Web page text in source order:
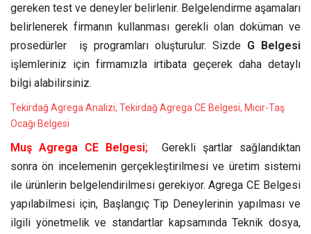
gereken test ve deneyler belirlenir. Belgelendirme aşamaları
belirlenerek firmanın kullanması gerekli olan doküman ve
prosedürler iş programları oluşturulur. Sizde G Belgesi
işlemleriniz için firmamızla irtibata geçerek daha detaylı
bilgi alabilirsiniz.
Tekirdağ Agrega Analizi, Tekirdağ Agrega CE Belgesi, Mıcır-Taş
Ocağı Belgesi
Muş Agrega CE Belgesi;
Gerekli şartlar sağlandıktan
sonra ön incelemenin gerçekleştirilmesi ve üretim sistemi
ile ürünlerin belgelendirilmesi gerekiyor. Agrega CE Belgesi
yapılabilmesi için, Başlangıç Tip Deneylerinin yapılması ve
ilgili yönetmelik ve standartlar kapsamında Teknik dosya,